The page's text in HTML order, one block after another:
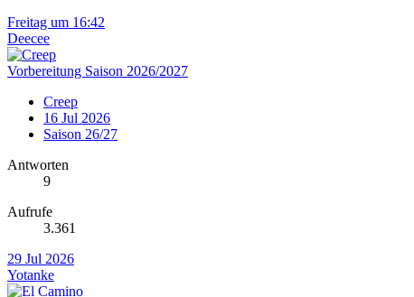
Freitag um 16:42
Deecee
Vorbereitung Saison 2026/2027
Creep
16 Jul 2026
Saison 26/27
Antworten
9
Aufrufe
3.361
29 Jul 2026
Yotanke